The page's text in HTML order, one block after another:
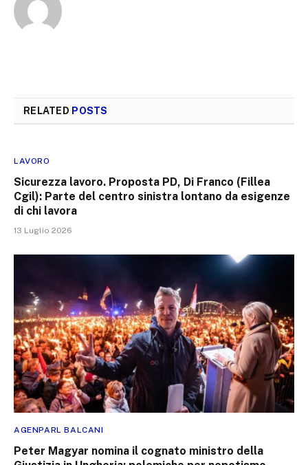
RELATED POSTS
LAVORO
Sicurezza lavoro. Proposta PD, Di Franco (Fillea
Cgil): Parte del centro sinistra lontano da esigenze
di chi lavora
13 Luglio 2026
AGENPARL BALCANI
Peter Magyar nomina il cognato ministro della